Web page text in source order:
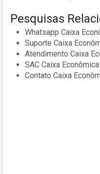
Pesquisas
Whatsapp Caixa
Suporte Caixa
Atendimento Caixa
SAC Caixa
Contato Caixa